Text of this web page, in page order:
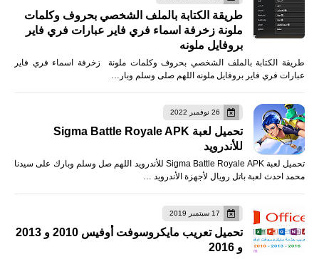
طريقة الكتابة بالملف الشخصي بحروف وكلمات
ملونة زخرفة اسماء فري فاير عبارات فري فاير
بروفايل ملونه
طريقة الكتابة بالملف الشخصي بحروف وكلمات ملونة زخرفة اسماء فري فاير
عبارات فري فاير بروفايل ملونه اللهم صلى وسلم وبار…
26 نوفمبر 2022
تحميل لعبة Sigma Battle Royale APK
للأندرويد
تحميل لعبة Sigma Battle Royale APK للأندرويد اللهم صل وسلم وبارك على سيدنا
محمد احدث لعبة باتل رويال لأجهزة الأندرويد …
17 سبتمبر 2019
تحميل تعريب مايكروسوفت أوفيس 2010 و 2013
و 2016